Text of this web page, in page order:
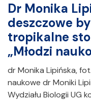
Dr Monika
deszczowe
tropikalne
„Młodzi
dr Monika Lipińska,
naukowe dr Moniki
Wydziału Biologii UG